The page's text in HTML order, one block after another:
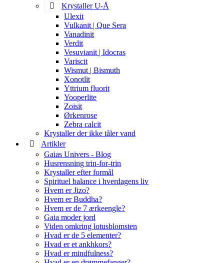
Krystaller U-Å
Ulexit
Vulkanit | Que Sera
Vanadinit
Verdit
Vesuvianit | Idocras
Variscit
Wismut | Bismuth
Xonotlit
Yttrium fluorit
Yooperlite
Zoisit
Ørkenrose
Zebra calcit
Krystaller der ikke tåler vand
Artikler
Gaias Univers - Blog
Husrensning trin-for-trin
Krystaller efter formål
Spirituel balance i hverdagens liv
Hvem er Jizo?
Hvem er Buddha?
Hvem er de 7 ærkeengle?
Gaia moder jord
Viden omkring lotusblomsten
Hvad er de 5 elementer?
Hvad er et ankhkors?
Hvad er mindfulness?